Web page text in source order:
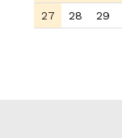
27
28 29